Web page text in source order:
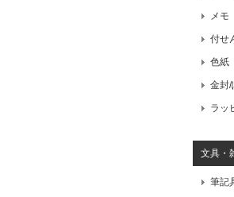
メモ
付せ
色紙
金封/
ラッ
文具・
筆記